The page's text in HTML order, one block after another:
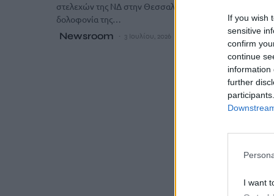
If you wish
sensitive
confirm
continue
information
further
I want
στελεχών της ΝΔ στην Θεσσαλονίκη που οδήγησαν στην
δολοφονία της…
Newsroom 3 Ιουλίου, 2026